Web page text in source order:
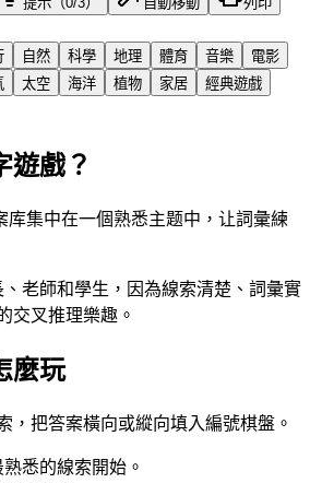
自然 科學 地理 體育 音樂
電影
太空 海洋 植物 家居
經典遊戲
遊戲？
库集中在一個熟悉主题中，让詞彙練
老師和學生，因為線索清楚、詞彙實
交叉推理樂趣。
麼玩
，把答案橫向或縱向填入編號棋盤。
悉的線索開始。